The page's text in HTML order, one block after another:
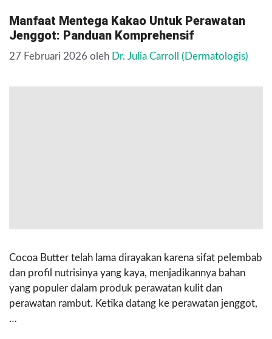
Manfaat Mentega Kakao Untuk Perawatan
Jenggot: Panduan Komprehensif
27 Februari 2026 oleh Dr. Julia Carroll (Dermatologis)
Cocoa Butter telah lama dirayakan karena sifat pelembab
dan profil nutrisinya yang kaya, menjadikannya bahan
yang populer dalam produk perawatan kulit dan
perawatan rambut. Ketika datang ke perawatan jenggot,
…